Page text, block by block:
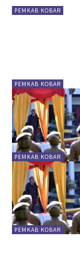
PEMKAB KOBAR
PEMKAB KOBAR
PEMKAB KOBAR
PEMKAB KOBAR